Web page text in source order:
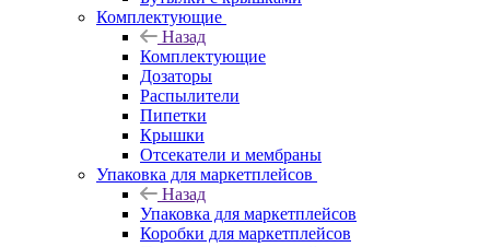
Комплектующие
Назад
Комплектующие
Дозаторы
Распылители
Пипетки
Крышки
Отсекатели и мембраны
Упаковка для маркетплейсов
Назад
Упаковка для маркетплейсов
Коробки для маркетплейсов